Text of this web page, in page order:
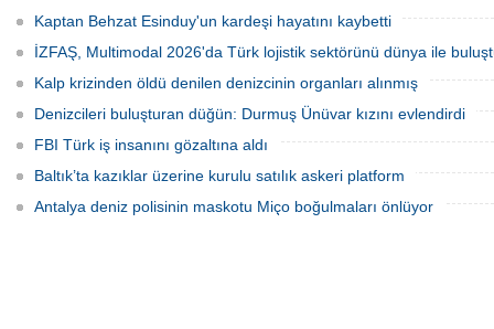
Kaptan Behzat Esinduy'un kardeşi hayatını kaybetti
İZFAŞ, Multimodal 2026'da Türk lojistik sektörünü dünya ile
Kalp krizinden öldü denilen denizcinin organları alınmış
Denizcileri buluşturan düğün: Durmuş Ünüvar kızını evlendirdi
FBI Türk iş insanını gözaltına aldı
Baltık’ta kazıklar üzerine kurulu satılık askeri platform
Antalya deniz polisinin maskotu Miço boğulmaları önlüyor